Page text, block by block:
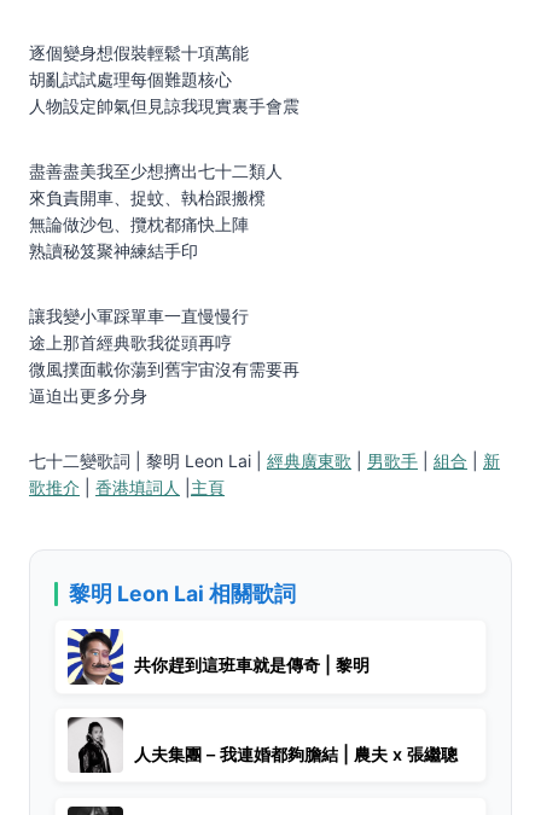
逐個變⾝想假裝輕鬆⼗項萬能
胡亂試試處理每個難題核⼼
⼈物設定帥氣但⾒諒我現實裏⼿會震
盡善盡美我⾄少想擠出七⼗⼆類⼈
來負責開⾞、捉蚊、執枱跟搬櫈
無論做沙包、攬枕都痛快上陣
熟讀秘笈聚神練結⼿印
讓我變⼩軍踩單⾞⼀直慢慢⾏
途上那⾸經典歌我從頭再哼
微風撲⾯載你蕩到舊宇宙沒有需要再
逼迫出更多分⾝
七十二變歌詞 | 黎明 Leon Lai | 經典廣東歌 男歌手 組合
新
歌推介
香港填詞人 主頁
黎明 Leon Lai 相關歌詞
共你趕到這班車就是傳奇 | 黎明
人夫集團 – 我連婚都夠膽結 | 農夫 x 張繼聰